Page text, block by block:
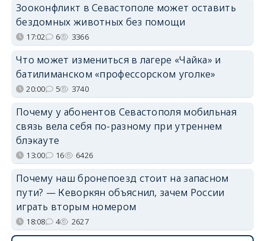
Зооконфликт в Севастополе может оставить
бездомных животных без помощи
17:02 6 3366
Что может измениться в лагере «Чайка» и
батилиманском «профессорском уголке»
20:00 5 3740
Почему у абонентов Севастополя мобильная
связь вела себя по-разному при утреннем
блэкауте
13:00 16 6426
Почему наш бронепоезд стоит на запасном
пути? — Кеворкян объяснил, зачем России
играть вторым номером
18:08 4 2627